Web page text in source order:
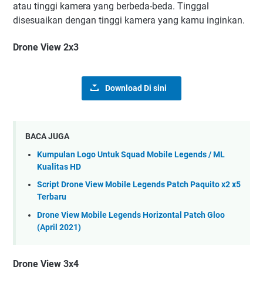
atau tinggi kamera yang berbeda-beda. Tinggal
disesuaikan dengan tinggi kamera yang kamu inginkan.
Drone View 2x3
Download Di sini
BACA JUGA
Kumpulan Logo Untuk Squad Mobile Legends / ML
Kualitas HD
Script Drone View Mobile Legends Patch Paquito x2 x5
Terbaru
Drone View Mobile Legends Horizontal Patch Gloo
(April 2021)
Drone View 3x4